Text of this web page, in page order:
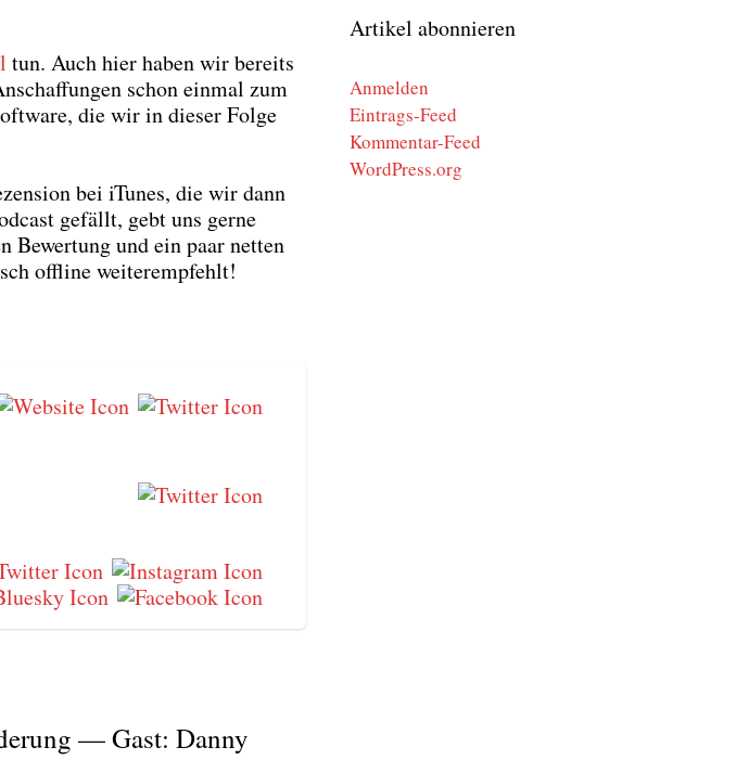
tun. Auch hier haben wir bereits
schon ein­mal zum
die wir in die­ser Fol­ge
bei iTu­nes, die wir dann
gefällt, gebt uns ger­ne
Bewer­tung und ein paar net­ten
off­line wei­ter­emp­fehlt!
— Gast: Danny
Artikel abonnieren
Anmelden
Eintrags-Feed
Kommentar-Feed
WordPress.org